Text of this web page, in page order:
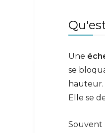
Une
se
hauteur.
Elle se
Souvent